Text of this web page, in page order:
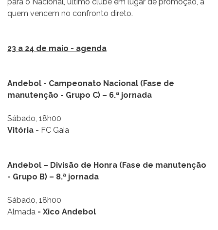
quem vencem no confronto direto.
23 a 24 de maio - agenda
Andebol - Campeonato Nacional (Fase de
manutenção - Grupo C) – 6.ª jornada
Sábado, 18h00
Vitória - FC Gaia
Andebol – Divisão de Honra (Fase de manutenção
- Grupo B) – 8.ª jornada
Sábado, 18h00
Almada - Xico Andebol